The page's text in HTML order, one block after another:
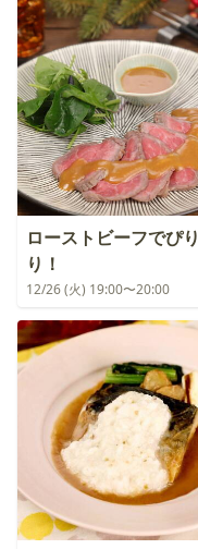
ローストビーフでぴり
り！
12/26 (火) 19:00〜20:00